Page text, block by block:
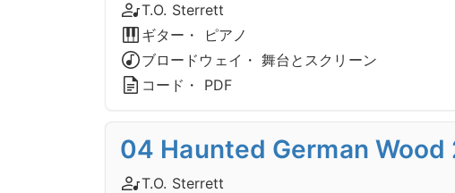
T.O. Sterrett
ギター・ ピアノ
ブロードウェイ・ 舞台とスクリーン
コード・ PDF
04 Haunted German Wood
T.O. Sterrett